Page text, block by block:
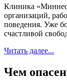
Клиника
организаций,
поведения. Уже
счастливой
Читать далее...
Чем